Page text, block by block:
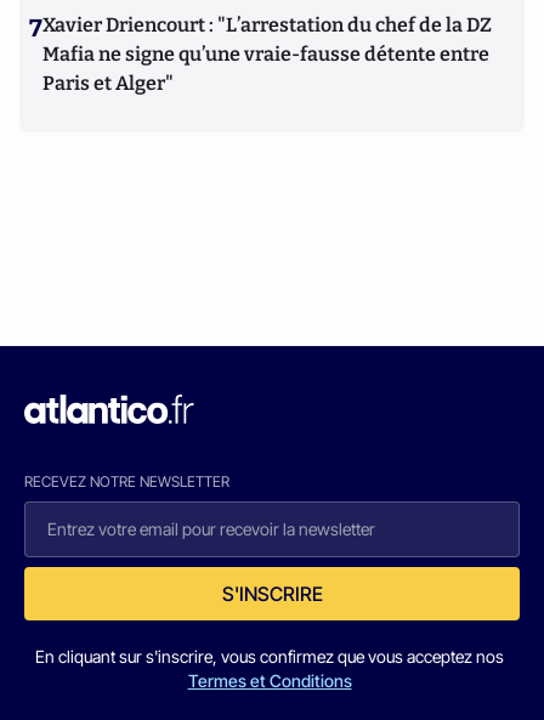
7Xavier Driencourt : "L’arrestation du chef de la DZ
Mafia ne signe qu’une vraie-fausse détente entre
Paris et Alger"
RECEVEZ NOTRE NEWSLETTER
S'INSCRIRE
En cliquant sur s'inscrire, vous confirmez que vous acceptez nos
Termes et Conditions